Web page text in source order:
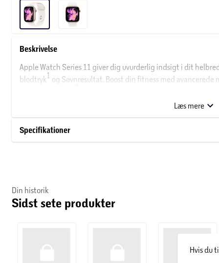
Beskrivelse
Apple Watch Series 11 giver dig uvurderlig indsigt i dit
blodtryk1 og Søvnresultat. Boost din fitness med
Vigtigste egenskaber
NOTIFIKATIONER OM FORHØJET BLODTRYK
SE, HVORDAN DU SOVER
Med Søvnresultat kan du nemt holde øje med og forstå
Se natlige sundhedsmålinger i appen
Læs mere
Specifikationer
Din historik
Sidst sete produkter
Hvis du